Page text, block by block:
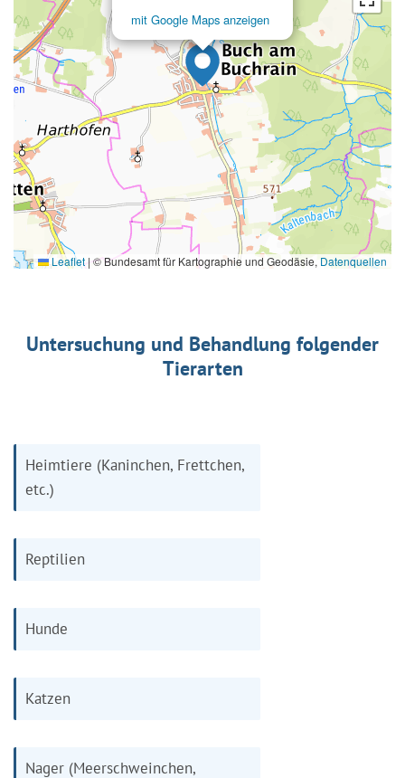
mit Google Maps anzeigen
Leaflet | © Bundesamt für Kartographie und Geodäsie, Datenquellen
Untersuchung und Behandlung folgender
Tierarten
Heimtiere (Kaninchen, Frettchen,
etc.)
Reptilien
Hunde
Katzen
Nager (Meerschweinchen,